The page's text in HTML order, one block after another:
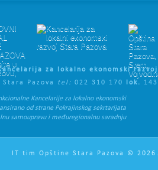
za lokalno ekonomski razvoj
Stara Pazova tel: 022 310 170 lok. 143
Kancelarije za lokalno ekonomski
od strane Pokrajinskog sekrtarijata
samoupravu i međuregionalnu saradnju
IT tim Opštine Stara Pazova © 2026.